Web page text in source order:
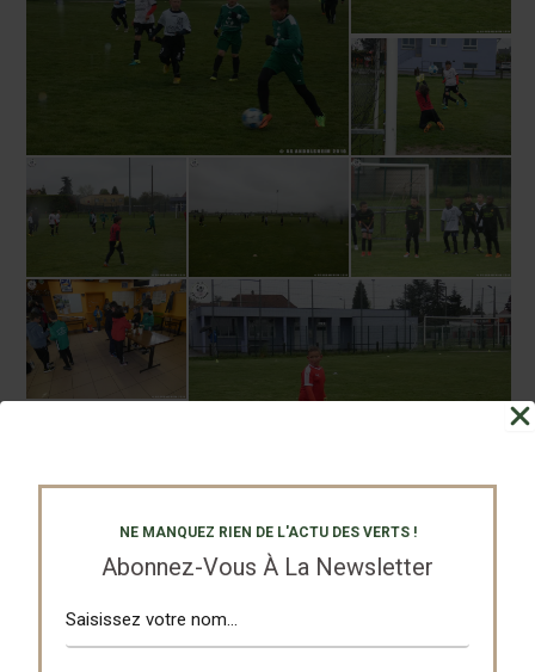
NE MANQUEZ RIEN DE L'ACTU DES VERTS !
Abonnez-Vous À La Newsletter